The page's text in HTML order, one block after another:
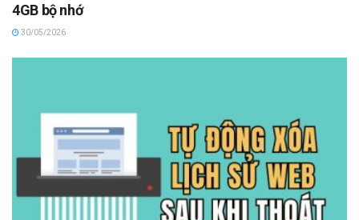
4GB bộ nhớ
30/05/2026